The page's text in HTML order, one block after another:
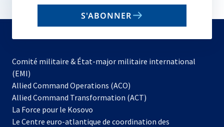
email
S'ABONNER
Comité militaire & État-major militaire international
(EMI)
Allied Command Operations (ACO)
dans
nouvel
Allied Command Transformation (ACT)
La Force pour le Kosovo
dans
Le Centre euro-atlantique de coordination des